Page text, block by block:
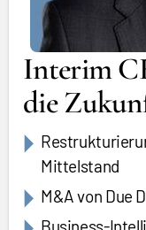
Interim
die
Mittelstand
M&A von Due